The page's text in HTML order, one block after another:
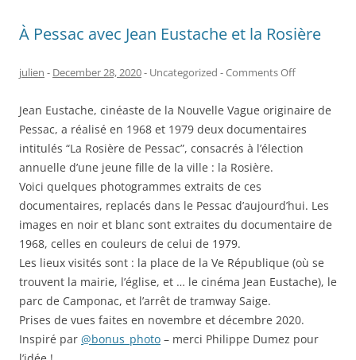
À Pessac avec Jean Eustache et la Rosière
julien - December 28, 2020- Uncategorized -Comments Offon
Pessac
avec
Jean
la
Rosière
Jean Eustache, cinéaste de la Nouvelle Vague originaire de
Pessac, a réalisé en 1968 et 1979 deux documentaires
intitulés “La Rosière de Pessac”, consacrés à l’élection
annuelle d’une jeune fille de la ville : la Rosière.
Voici quelques photogrammes extraits de ces
documentaires, replacés dans le Pessac d’aujourd’hui. Les
images en noir et blanc sont extraites du documentaire de
1968, celles en couleurs de celui de 1979.
Les lieux visités sont : la place de la Ve République (où se
trouvent la mairie, l’église, et … le cinéma Jean Eustache), le
parc de Camponac, et l’arrêt de tramway Saige.
Prises de vues faites en novembre et décembre 2020.
Inspiré par @bonus_photo – merci Philippe Dumez pour